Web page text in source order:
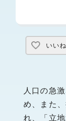
いいね
人口の急
め、また
れ、「立